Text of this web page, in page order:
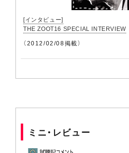
[インタビュー]
THE ZOOT16 SPECIAL INTERVIEW
（2012/02/08掲載）
ミニ・レビュー